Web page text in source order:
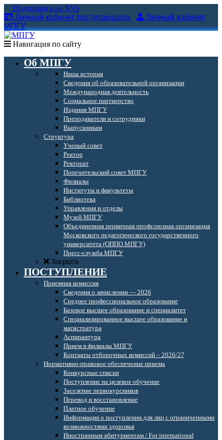
Подпишись на RSS
Личный кабинет поступающего
Личный кабинет
МПГУ
Навигация по сайту
Об МПГУ
Наша история
Сведения об образовательной организации
Международная деятельность
Социальное партнерство
Издания МПГУ
Преподаватели и сотрудники
Выпускникам
Структура
Ученый совет
Ректор
Ректорат
Попечительский совет МПГУ
Филиалы
Институты и факультеты
Библиотека
Управления и отделы
Музей МПГУ
Объединенная первичная профсоюзная организация
Московского педагогического государственного
университета (ОППО МПГУ)
Пресс-служба МПГУ
Закрыть
ПОСТУПЛЕНИЕ
Приемная комиссия
Сведения о зачислении — 2026
Среднее профессиональное образование
Базовое высшее образование и специалитет
Специализированное высшее образование и
магистратура
Аспирантура
Прием в филиалы МПГУ
Контакты отборочных комиссий – 2026/27
Нормативно-правовое обеспечение приема
Конкурсные списки
Поступление на целевое обучение
Заселение первокурсников
Перевод и восстановление
Платное обучение
Информация о поступлении для лиц с ограниченными
возможностями здоровья
Иностранным абитуриентам / For international